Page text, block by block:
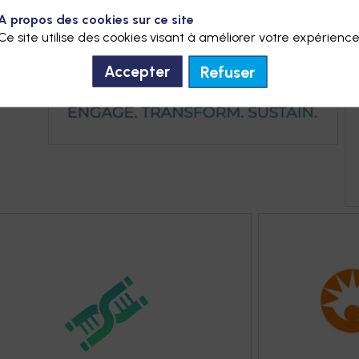
propos des cookies sur ce site
site utilise des cookies visant à améliorer votre
Accepter Refuser